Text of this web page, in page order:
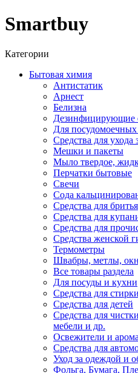
Smartbuy
Категории
Бытовая химия
Антистатик
Арнест
Белизна
Дезинфицирующие
Для
Средства для ухода
Мешки и пакеты
Мыло твердое,
Перчатки бытовые
Свечи
Сода
Средства для бритья
Средства для
Средства для
Средства женской
Термометры
Швабры, метлы,
Все товары раздела
Для посуды и кухни
Средства для стирки
Средства для детей
Средства для
мебели и др.
Освежители и
Средства для
Уход за одеждой и
Фольга, Бумага,